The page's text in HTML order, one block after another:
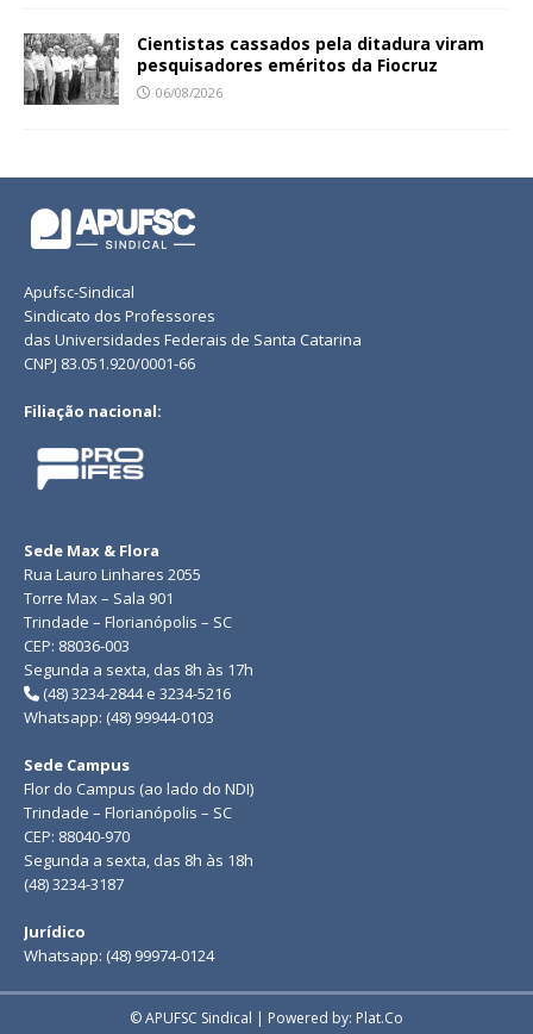
Cientistas cassados pela ditadura viram
pesquisadores eméritos da Fiocruz
06/08/2026
Apufsc-Sindical
Sindicato dos Professores
das Universidades Federais de Santa Catarina
CNPJ 83.051.920/0001-66
Filiação nacional:
Sede Max & Flora
Rua Lauro Linhares 2055
Torre Max – Sala 901
Trindade – Florianópolis – SC
CEP: 88036-003
Segunda a sexta, das 8h às 17h
(48) 3234-2844 e 3234-5216
Whatsapp: (48) 99944-0103
Sede Campus
Flor do Campus (ao lado do NDI)
Trindade – Florianópolis – SC
CEP: 88040-970
Segunda a sexta, das 8h às 18h
(48) 3234-3187
Jurídico
Whatsapp: (48) 99974-0124
© APUFSC Sindical | Powered by: Plat.Co